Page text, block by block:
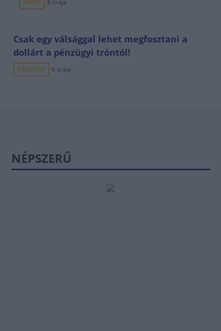
HÍREK 6 órája
Csak egy válsággal lehet megfosztani a
dollárt a pénzügyi tróntól!
PÉNZÜGY 6 órája
NÉPSZERŰ